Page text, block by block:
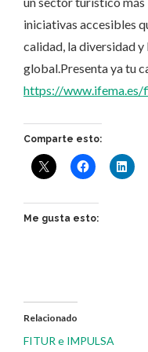
iniciativas accesibles
calidad, la diversidad
global.Presenta ya tu
https://
Comparte esto:
Me gusta esto:
Relacionado
FITUR e IMPULSA